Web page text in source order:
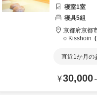
寝室1室
寝具5組
京都府京都
o Kisshoin
直近1か月の
¥30,000